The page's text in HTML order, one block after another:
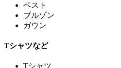
ベスト
ブルゾン
ガウン
Tシャツなど
Tシャツ